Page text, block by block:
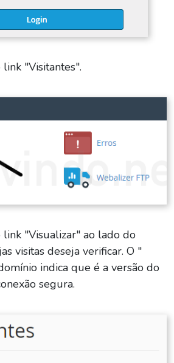
"Visitantes".
"Visualizar" ao lado do
visitas deseja verificar. O "
indica que é a versão do
segura.